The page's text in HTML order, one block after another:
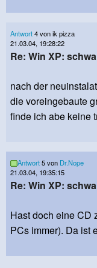
Antwort4 von ik pizza
21.03.04, 19:28:22
Re: Win XP:
nach der
die voreingebaute
finde ich abe keine
Antwort5 von Dr.Nope
21.03.04, 19:35:15
Re: Win XP:
Hast doch eine CD
PCs immer). Da ist